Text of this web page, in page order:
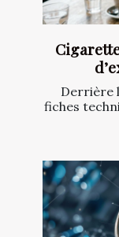
Derrière
fiches